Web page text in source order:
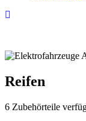
Reifen
6 Zubehörteile